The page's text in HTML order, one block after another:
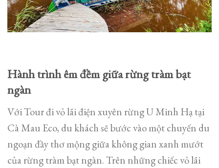
Hành trình êm đềm giữa rừng tràm bạt
ngàn
Với Tour đi vỏ lãi điện xuyên rừng U Minh Hạ tại
Cà Mau Eco, du khách sẽ bước vào một chuyến du
ngoạn đầy thơ mộng giữa không gian xanh mướt
của rừng tràm bạt ngàn. Trên những chiếc vỏ lãi